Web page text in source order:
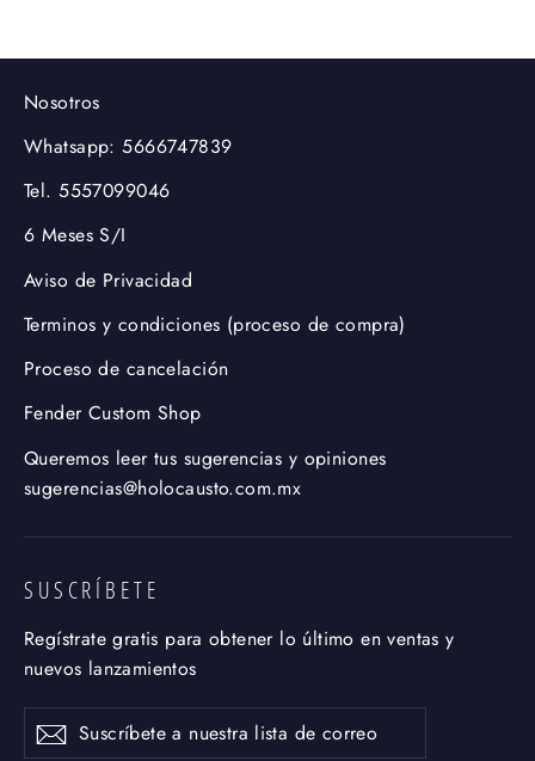
Nosotros
Whatsapp: 5666747839
Tel. 5557099046
6 Meses S/I
Aviso de Privacidad
Terminos y condiciones (proceso de compra)
Proceso de cancelación
Fender Custom Shop
Queremos leer tus sugerencias y opiniones
sugerencias@holocausto.com.mx
SUSCRÍBETE
Regístrate gratis para obtener lo último en ventas y
nuevos lanzamientos
SuscríbeteSuscribir